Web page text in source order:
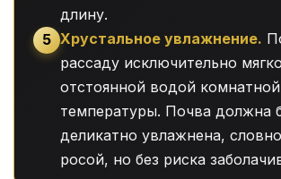
длину.
5 Хрустальное увлажнение.
рассаду исключительно
отстоянной водой комнатной
температуры. Почва должна
деликатно увлажнена,
росой, но без риска